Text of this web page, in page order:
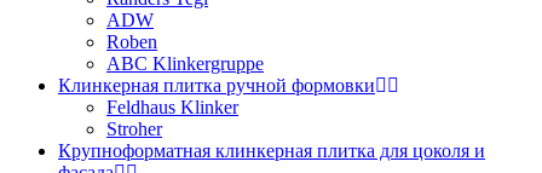
ADW
Roben
ABC Klinkergruppe
Клинкерная плитка ручной формовки
Feldhaus Klinker
Stroher
Крупноформатная клинкерная плитка для цоколя и